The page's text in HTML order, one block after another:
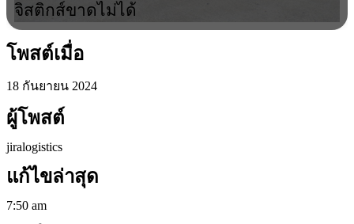
จิสติกส์ขาดไม่ได้
โพสต์เมื่อ
18 กันยายน 2024
ผู้โพสต์
jiralogistics
แก้ไขล่าสุด
7:50 am